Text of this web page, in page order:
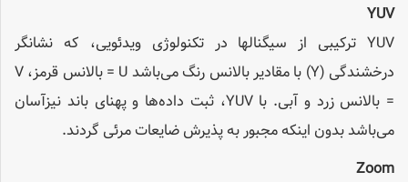
YUV
YUV ترکیبی از سیگنالها در تکنولوژی ویدئویی، که نشانگر
درخشندگی (Y) با مقادیر بالانس رنگ می‌باشد U = بالانس قرمز، V
= بالانس زرد و آبی. با YUV، ثبت داده‌ها و پهنای باند نیزآسان
می‌باشد بدون اینکه مجبور به پذیرش ضایعات مرئی گردند.
Zoom